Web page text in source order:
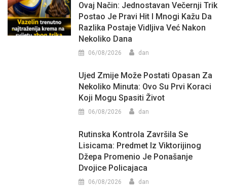
Ovaj Način: Jednostavan Večernji Trik
Postao Je Pravi Hit I Mnogi Kažu Da
Razlika Postaje Vidljiva Već Nakon
Nekoliko Dana
06/08/2026 dan
Ujed Zmije Može Postati Opasan Za
Nekoliko Minuta: Ovo Su Prvi Koraci
Koji Mogu Spasiti Život
06/08/2026 dan
Rutinska Kontrola Završila Se
Lisicama: Predmet Iz Viktorijinog
Džepa Promenio Je Ponašanje
Dvojice Policajaca
06/08/2026 dan